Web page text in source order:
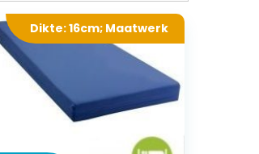
Dikte: 16cm; Maatwerk